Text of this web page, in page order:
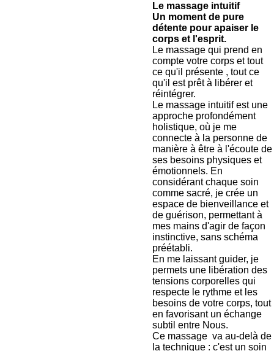
Le massage intuitif
Un moment de pure
détente pour apaiser le
corps et l'esprit.
Le massage qui prend en
compte votre corps et tout
ce qu'il présente , tout ce
qu'il est prêt à libérer et
réintégrer.
Le massage intuitif est une
approche profondément
holistique, où je me
connecte à la personne de
manière à être à l'écoute de
ses besoins physiques et
émotionnels. En
considérant chaque soin
comme sacré, je crée un
espace de bienveillance et
de guérison, permettant à
mes mains d'agir de façon
instinctive, sans schéma
préétabli.
En me laissant guider, je
permets une libération des
tensions corporelles qui
respecte le rythme et les
besoins de votre corps, tout
en favorisant un échange
subtil entre Nous.
Ce massage va au-delà de
la technique : c'est un soin